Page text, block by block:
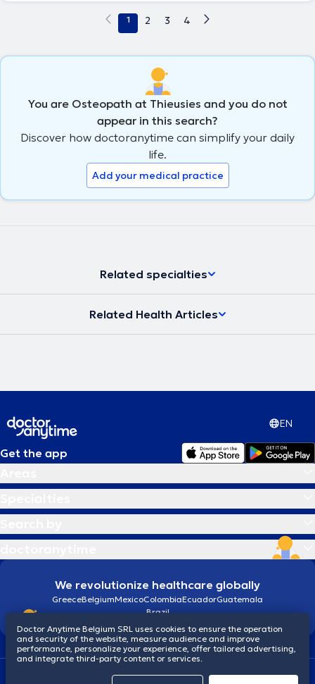
1 2 3 4
You are Osteopath at Thieusies and you do not
appear in this search?
Discover how doctoranytime can simplify your daily
life.
Add your medical practice
Related specialties
Related Health Articles
EN
Get the app
We revolutionize healthcare globally
GreeceBelgiumMexicoColombiaEcuadorGuatemala
Brazil
Terms and conditionsCookiesPrivacy policy
Doctor Anytime Belgium SRL uses cookies to ensure the operation
and security of the website, measure audience and improve
performance, personalize your experience, offer tailored advertising,
and integrate third-party content or services.